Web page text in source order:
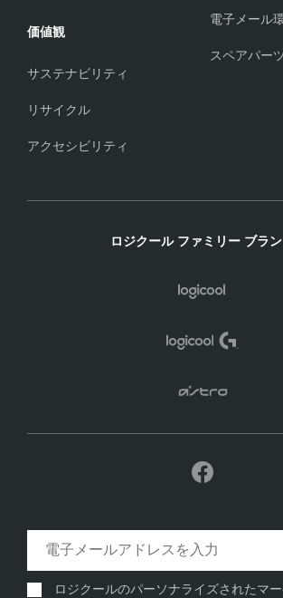
価値観
サステナビリティ
リサイクル
アクセシビリティ
電子メール
スペアパー
ロジクール ファミリー ブラ
ロジクールのパーソナライズされたマ